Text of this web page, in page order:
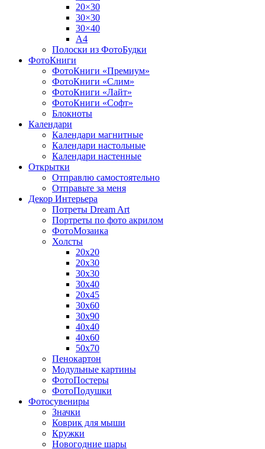
20×30
30×30
30×40
A4
Полоски из ФотоБудки
ФотоКниги
ФотоКниги «Премиум»
ФотоКниги «Слим»
ФотоКниги «Лайт»
ФотоКниги «Софт»
Блокноты
Календари
Календари магнитные
Календари настольные
Календари настенные
Открытки
Отправлю самостоятельно
Отправьте за меня
Декор Интерьера
Потреты Dream Art
Портреты по фото акрилом
ФотоМозаика
Холсты
20х20
20х30
30х30
30х40
20х45
30х60
30х90
40х40
40х60
50х70
Пенокартон
Модульные картины
ФотоПостеры
ФотоПодушки
Фотоcувениры
Значки
Коврик для мыши
Кружки
Новогодние шары